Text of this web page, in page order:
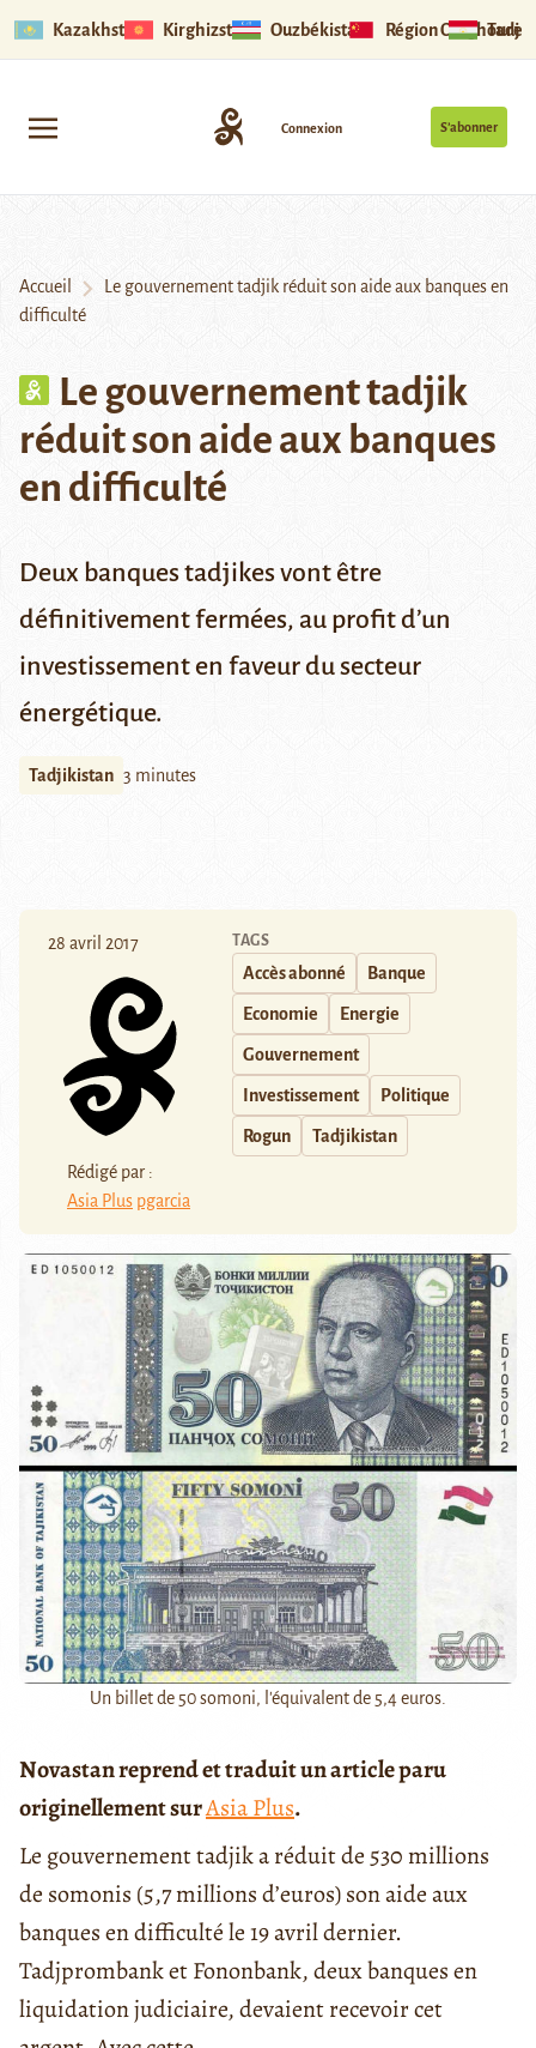
Kazakhstan Kirghizstan Ouzbékistan Région Ouïghoure
S’abonner
Connexion
Accueil
Le gouvernement tadjik réduit son aide aux banques en
difficulté
Le gouvernement tadjik
réduit son aide aux banques
en difficulté
Deux banques tadjikes vont être
définitivement fermées, au profit d’un
investissement en faveur du secteur
énergétique.
Tadjikistan 3 minutes
28 avril 2017
Rédigé par :
Asia Plus pgarcia
TAGS
Accès abonné Banque
Economie Energie
Gouvernement
Investissement Politique
Rogun Tadjikistan
Un billet de 50 somoni, l'équivalent de 5,4 euros.
Novastan reprend et traduit un article paru
originellement surAsia Plus.
Le gouvernement tadjik a réduit de 530 millions
de somonis (5,7 millions d’euros) son aide aux
banques en difficulté le 19 avril dernier.
Tadjprombank et Fononbank, deux banques en
liquidation judiciaire, devaient recevoir cet